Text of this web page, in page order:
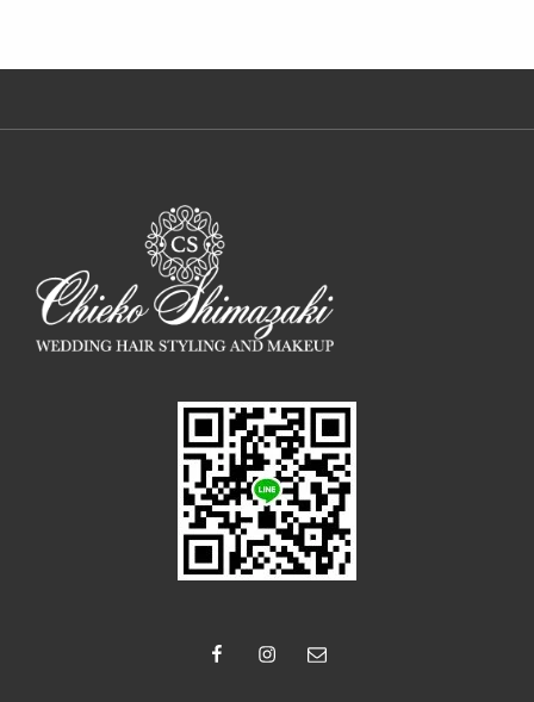
facebookinstagram
Email